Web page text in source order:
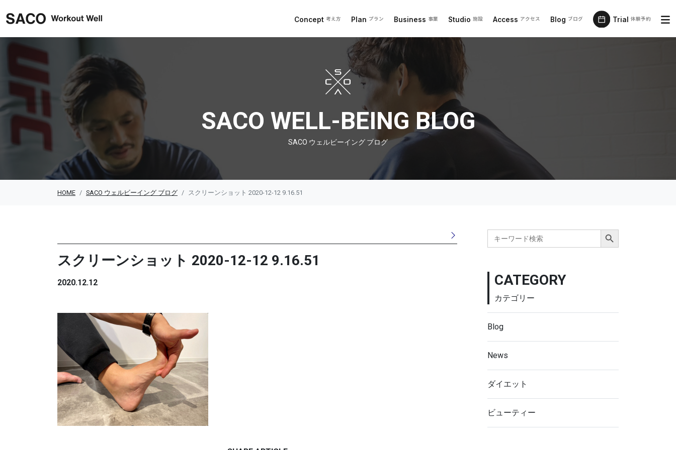
Concept 考え方 Plan プラン Business 事業 Studio 施設 Access アクセス Blog ブログ Trial 体験予約
SACO ウェルビーイング ブログ
SACO WELL-BEING BLOG
SACO ウェルビーイング ブログ
HOME SACO ウェルビーイング ブログ スクリーンショット 2020-12-12 9.16.51
スクリーンショット 2020-12-12 9.16.51
2020.12.12
Search
for:
Search Button
CATEGORY
カテゴリー
Blog
News
ダイエット
ビューティー